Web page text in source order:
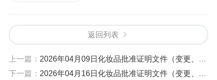
返回列表
上一篇： 2026年04月09日化妆品批准证明文件（变更、纠错）送达信息
下一篇： 2026年04月16日化妆品批准证明文件（变更、纠错）送达信息